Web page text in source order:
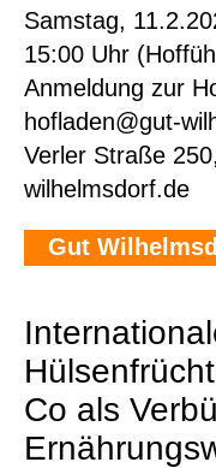
Samstag,
15:00 Uhr
Anmeldung zur
hofladen@gut-
Verler Straße
wilhelmsdorf.de
Gut
Co als